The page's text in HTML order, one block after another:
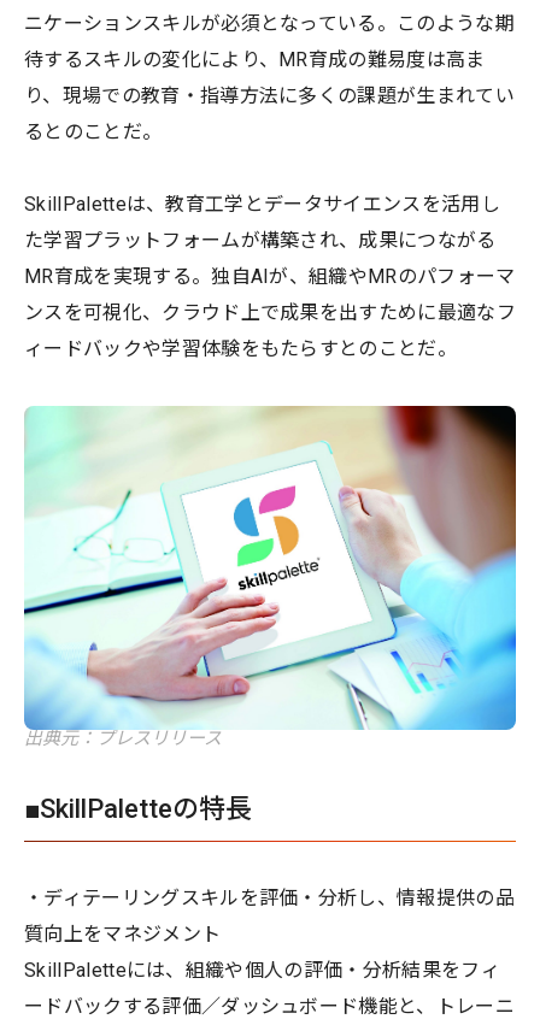
ニケーションスキルが必須となっている。このような期
待するスキルの変化により、MR育成の難易度は高ま
り、現場での教育・指導方法に多くの課題が生まれてい
るとのことだ。
SkillPaletteは、教育工学とデータサイエンスを活用し
た学習プラットフォームが構築され、成果につながる
MR育成を実現する。独自AIが、組織やMRのパフォーマ
ンスを可視化、クラウド上で成果を出すために最適なフ
ィードバックや学習体験をもたらすとのことだ。
出典元：プレスリリース
■SkillPaletteの特長
・ディテーリングスキルを評価・分析し、情報提供の品
質向上をマネジメント
SkillPaletteには、組織や個人の評価・分析結果をフィ
ードバックする評価／ダッシュボード機能と、トレーニ